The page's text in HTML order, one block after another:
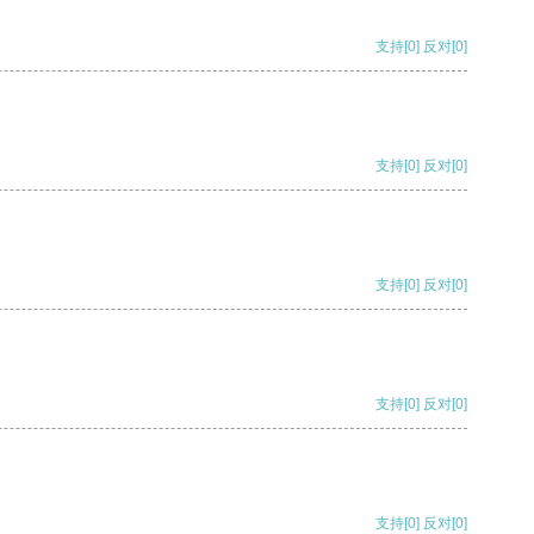
支持[0] 反对[0]
支持[0] 反对[0]
支持[0] 反对[0]
支持[0] 反对[0]
支持[0] 反对[0]